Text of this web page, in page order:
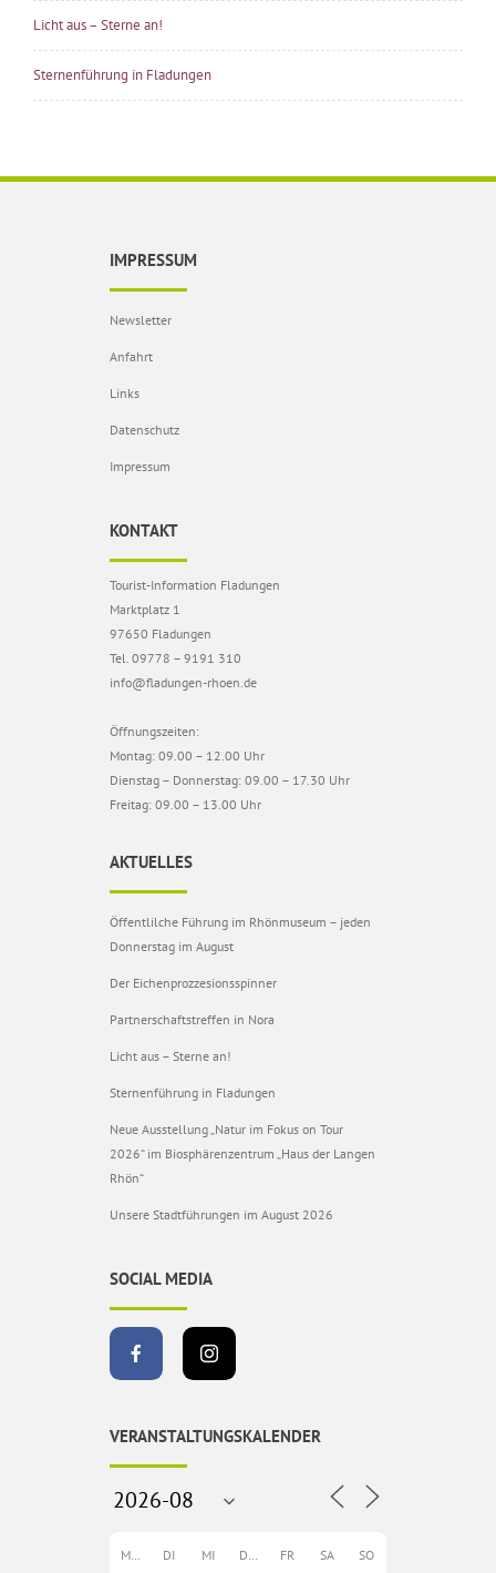
Licht aus – Sterne an!
Sternenführung in Fladungen
IMPRESSUM
Newsletter
Anfahrt
Links
Datenschutz
Impressum
KONTAKT
Tourist-Information Fladungen
Marktplatz 1
97650 Fladungen
Tel. 09778 – 9191 310
info@fladungen-rhoen.de
Öffnungszeiten:
Montag: 09.00 – 12.00 Uhr
Dienstag – Donnerstag: 09.00 – 17.30 Uhr
Freitag: 09.00 – 13.00 Uhr
AKTUELLES
Öffentlilche Führung im Rhönmuseum – jeden
Donnerstag im August
Der Eichenprozzesionsspinner
Partnerschaftstreffen in Nora
Licht aus – Sterne an!
Sternenführung in Fladungen
Neue Ausstellung „Natur im Fokus on Tour
2026“ im Biosphärenzentrum „Haus der Langen
Rhön“
Unsere Stadtführungen im August 2026
SOCIAL MEDIA
VERANSTALTUNGSKALENDER
MO DI MI DO FR SA SO